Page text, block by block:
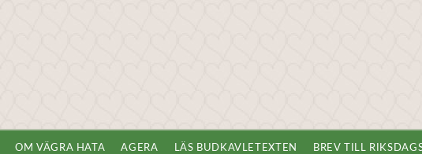
OM VÄGRA HATA AGERA LÄS BUDKAVLETEXTEN BREV TILL